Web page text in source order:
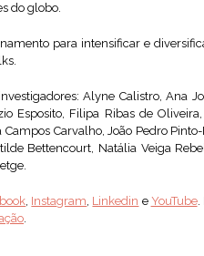
do globo.
para intensificar e
Alyne Calistro, Ana
Esposito, Filipa Ribas de
Carvalho, João Pedro
Bettencourt, Natália Veiga
, Instagram, Linkedin e YouTube.
.